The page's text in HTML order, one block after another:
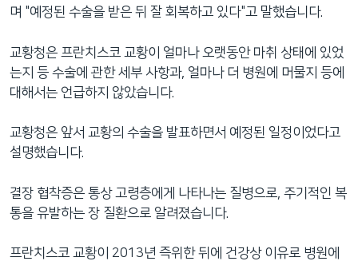
로며 "예정된 수술을 받은 뒤 잘 회복하고 있다"고 말했습니다.
교황청은 프란치스코 교황이 얼마나 오랫동안 마취 상태에 있었
는지 등 수술에 관한 세부 사항과, 얼마나 더 병원에 머물지 등에
대해서는 언급하지 않았습니다.
교황청은 앞서 교황의 수술을 발표하면서 예정된 일정이었다고
설명했습니다.
결장 협착증은 통상 고령층에게 나타나는 질병으로, 주기적인 복
통을 유발하는 장 질환으로 알려졌습니다.
프란치스코 교황이 2013년 즉위한 뒤에 건강상 이유로 병원에